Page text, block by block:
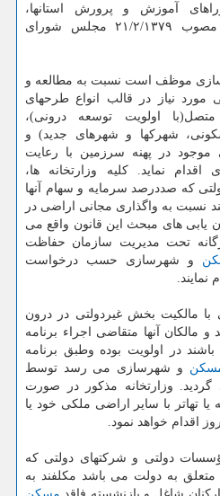
شوراهای آموزش و پرورش استانها،
شهرستانها و مناطق كشور مصوب ۲۱/۲/۱۳۷۹ مجلس شورای
موظف است نسبت به مطالعه و
نیاز در قالب انواع طرحهای
اولویت توسعه درونی)،
شهركها و شهرهای جدید) و
موجود در پهنه سرزمین با رعایت
نماید. كلیه وزارتخانه ها،
كه صددرصد سرمایه و سهام آنها
نسبت به واگذاری مجانی اراضی در
یابی های مبحث این قانون واقع می
تحت مدیریت سازمان حفاظت
و شهرسازی حسب درخواست
با مالكیت بخش غیردولتی در درون
مالكان آنها متقاضی اجراء برنامه
در اولویت بوده وطبق برنامه
و شهرسازی می رسد توسط
گردید. وزارتخانه مذكور در صورت
تهاتر با سایر اراضی ملكی خود یا
اقدام خواهد نمود.
مؤسسات دولتی و شركتهای دولتی كه
به دولت می باشد مكلفند به